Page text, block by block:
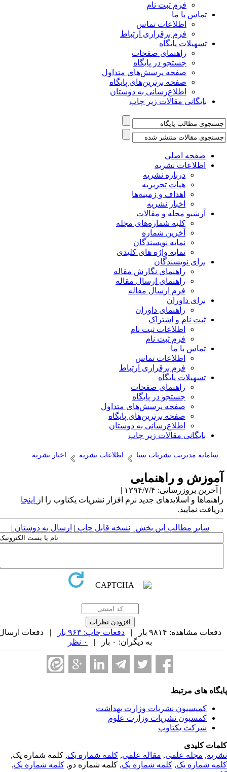
فرم ثبت نام
تماس با ما
اطلاعات تماس
فرم برقراری ارتباط
تسهیلات پایگاه
راهنمای صفحات
جستجو در پایگاه
صفحه پرسش‌های متداول
صفحه برترین‌های پایگاه
اطلاع‌رسانی به دوستان
بایگانی مقالات زیر چاپ
صفحه اصلی
اطلاعات نشریه
درباره نشریه
هیات تحریریه
اهداف و زمینه‌ها
اخبار نشریه
آرشیو مجله و مقالات
کلیه شماره‌های مجله
آخرین شماره
نمایه نویسندگان
نمایه واژه های کلیدی
برای نویسندگان
راهنمای نگارش مقاله
راهنمای ارسال مقاله
فرم ارسال مقاله
برای داوران
راهنمای داوران
ثبت نام و اشتراک
اطلاعات ثبت نام
فرم ثبت نام
تماس با ما
اطلاعات تماس
فرم برقراری ارتباط
تسهیلات پایگاه
راهنمای صفحات
جستجو در پایگاه
صفحه پرسش‌های متداول
صفحه برترین‌های پایگاه
اطلاع‌رسانی به دوستان
بایگانی مقالات زیر چاپ
سامانه مدیریت نشریات سبا اطلاعات نشریه اخبار نشریه
آموزش و راهنمایی
| آخرین بروزرسانی: ۱۳۹۴/۷/۴ |
راهنماها و اسلایدهای جدید نرم افزار نشریات یکتاوب را از اینجا
دریافت نمایید.
سایر مطالب این بخش | نسخه قابل چاپ | ارسال به دوستان
دفعات مشاهده: ۹۸۱۴ بار | دفعات چاپ: ۹۶۳ بار
| دفعات ارسال
به دیگران: ۰ بار |
۰ نظر
های مرتبط
کمیسیون نشریات وزارت بهداشت
کمسیون نشریات وزارت علوم
شرکت یکتاوب
کلیدی
, مجله علمی , مقاله علمی , کلمه شماره یک, کلمه شماره یک,
شماره یک, کلمه شماره یک, کلمه شماره دو, کلمه شماره یک,